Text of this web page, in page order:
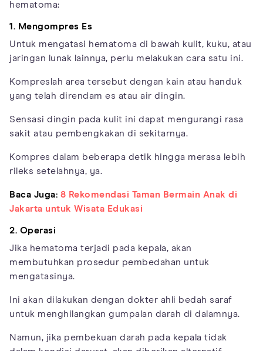
hematoma:
1. Mengompres Es
Untuk mengatasi hematoma di bawah kulit, kuku, atau
jaringan lunak lainnya, perlu melakukan cara satu ini.
Kompreslah area tersebut dengan kain atau handuk
yang telah direndam es atau air dingin.
Sensasi dingin pada kulit ini dapat mengurangi rasa
sakit atau pembengkakan di sekitarnya.
Kompres dalam beberapa detik hingga merasa lebih
rileks setelahnya, ya.
Baca Juga: 8 Rekomendasi Taman Bermain Anak di
Jakarta untuk Wisata Edukasi
2. Operasi
Jika hematoma terjadi pada kepala, akan
membutuhkan prosedur pembedahan untuk
mengatasinya.
Ini akan dilakukan dengan dokter ahli bedah saraf
untuk menghilangkan gumpalan darah di dalamnya.
Namun, jika pembekuan darah pada kepala tidak